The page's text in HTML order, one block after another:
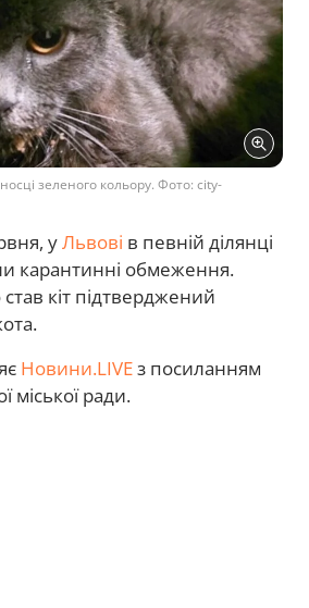
зеленого кольору. Фото: city-
уЛьвові в певній ділянці
карантинні обмеження.
кіт підтверджений
Новини.LIVEз посиланням
міської ради.